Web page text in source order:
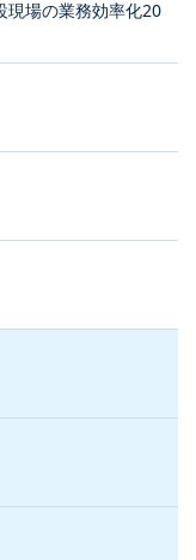
現場の業務効率化20